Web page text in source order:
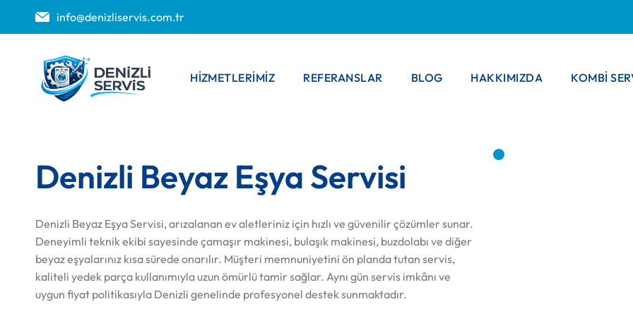
info@denizliservis.com.tr
HIZMETLERIMIZ REFERANSLAR BLOG HAKKIMIZDA KOMBI
Denizli Beyaz Eşya Servisi
Denizli Beyaz Eşya Servisi, arızalanan ev aletleriniz için hızlı ve güvenilir çözümler sunar.
Deneyimli teknik ekibi sayesinde çamaşır makinesi, bulaşık makinesi, buzdolabı ve diğer
beyaz eşyalarınız kısa sürede onarılır. Müşteri memnuniyetini ön planda tutan servis,
kaliteli yedek parça kullanımıyla uzun ömürlü tamir sağlar. Aynı gün servis imkânı ve
uygun fiyat politikasıyla Denizli genelinde profesyonel destek sunmaktadır.